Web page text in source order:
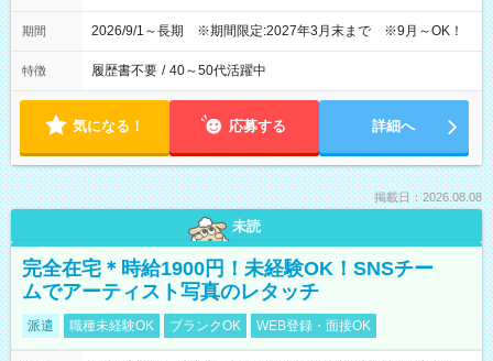
期間 2026/9/1～長期 ※期間限定:2027年3月末まで ※9月～OK！
特徴 履歴書不要 / 40～50代活躍中
気になる！ 応募する 詳細へ
掲載日：2026.08.08
未読
完全在宅＊時給1900円！未経験OK！SNSチー
ムでアーティスト写真のレタッチ
派遣 職種未経験OK ブランクOK WEB登録・面接OK